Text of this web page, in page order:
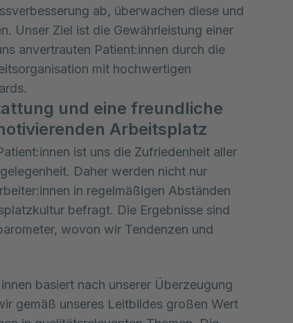
ab, überwachen diese und
Unser Ziel ist die Gewährleistung einer
anvertrauten Patient:innen durch die
mit hochwertigen
und eine freundliche
Arbeitsplatz
ist uns die Zufriedenheit aller
Daher werden nicht nur
in regelmäßigen Abständen
befragt. Die Ergebnisse sind
wovon wir Tendenzen und
basiert nach unserer Überzeugung
gemäß unseres Leitbildes großen Wert